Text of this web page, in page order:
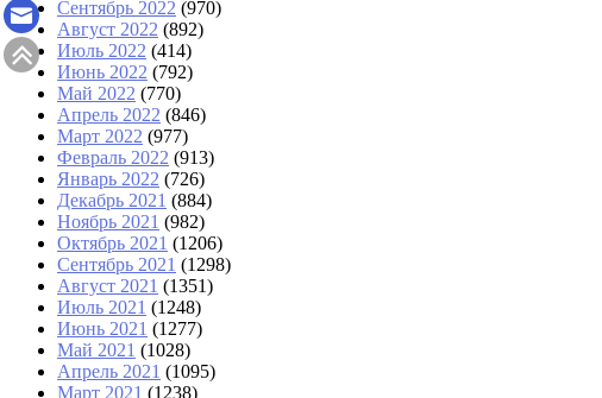
Сентябрь 2022 (970)
Август 2022 (892)
Июль 2022 (414)
Июнь 2022 (792)
Май 2022 (770)
Апрель 2022 (846)
Март 2022 (977)
Февраль 2022 (913)
Январь 2022 (726)
Декабрь 2021 (884)
Ноябрь 2021 (982)
Октябрь 2021 (1206)
Сентябрь 2021 (1298)
Август 2021 (1351)
Июль 2021 (1248)
Июнь 2021 (1277)
Май 2021 (1028)
Апрель 2021 (1095)
Март 2021 (1238)